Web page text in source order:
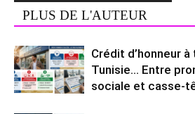
PLUS DE L'AUTEUR
Crédit d’honneur
Tunisie… Entre
sociale et casse-